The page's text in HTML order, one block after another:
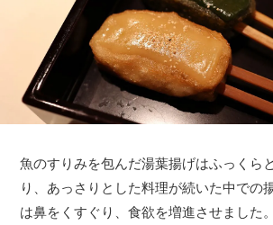
魚のすりみを包んだ湯葉揚げはふっくら
り、あっさりとした料理が続いた中での
は鼻をくすぐり、食欲を増進させました。